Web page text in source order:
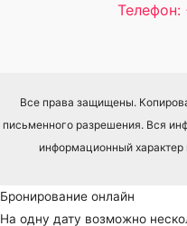
Телефон:
Все права защищены.
письменного разрешения. Вся
информационный характер
Бронирование онлайн
На одну дату возможно